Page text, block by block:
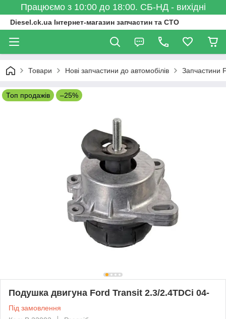
Працюємо з 10:00 до 18:00. СБ-НД - вихідні
Diesel.ck.ua Інтернет-магазин запчастин та СТО
Товари Нові запчастини до автомобілів Запчастини
Топ продажів –25%
Подушка двигуна Ford Transit 2.3/2.4TDCi 04-
Під замовлення